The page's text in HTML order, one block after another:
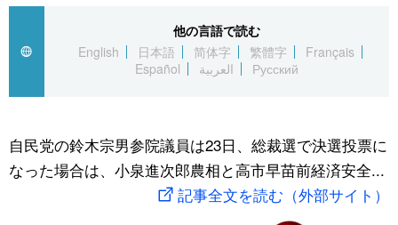
Русский
経済・ビジネス
国際
文化
トップ
アーカイブ
In-depth
Japan Data
動画/Live
スポーツ・東京2020
他の言語で読む
English
日本語 简体字 繁體字
Français
Español
العربية Русский
自民党の鈴木宗男参院議員は23日、総裁選で決選投票に
なった場合は、小泉進次郎農相と高市早苗前経済安全...
記事全文を読む（外部サイト）